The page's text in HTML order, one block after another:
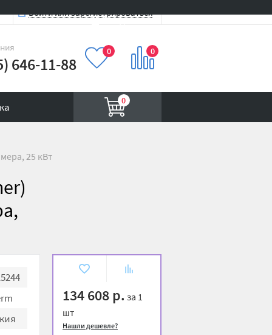
Войти или зарегистрироваться
646-11-88
0 0
0
Вход на сайт
25 кВт
134 608 р. за 1
шт
Нашли дешевле?